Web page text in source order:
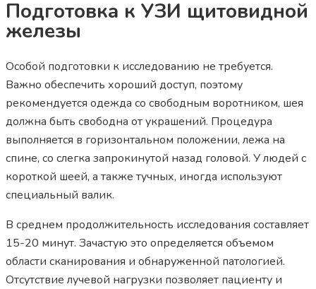
Подготовка к УЗИ щитовидной
железы
Особой подготовки к исследованию не требуется.
Важно обеспечить хороший доступ, поэтому
рекомендуется одежда со свободным воротником, шея
должна быть свободна от украшений. Процедура
выполняется в горизонтальном положении, лежа на
спине, со слегка запрокинутой назад головой. У людей с
короткой шеей, а также тучных, иногда используют
специальный валик.
В среднем продолжительность исследования составляет
15-20 минут. Зачастую это определяется объемом
области сканирования и обнаруженной патологией.
Отсутствие лучевой нагрузки позволяет пациенту и